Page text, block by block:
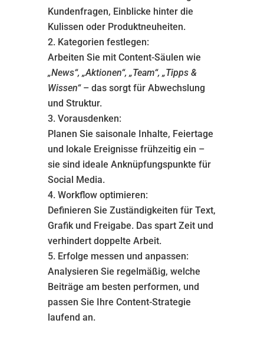
Kundenfragen, Einblicke hinter die
Kulissen oder Produktneuheiten.
Kategorien festlegen:
Arbeiten Sie mit Content-Säulen wie
„News“, „Aktionen“, „Team“, „Tipps &
Wissen“– das sorgt für Abwechslung
und Struktur.
Vorausdenken:
Planen Sie saisonale Inhalte, Feiertage
und lokale Ereignisse frühzeitig ein –
sie sind ideale Anknüpfungspunkte für
Social Media.
Workflow optimieren:
Definieren Sie Zuständigkeiten für Text,
Grafik und Freigabe. Das spart Zeit und
verhindert doppelte Arbeit.
Erfolge messen und anpassen:
Analysieren Sie regelmäßig, welche
Beiträge am besten performen, und
passen Sie Ihre Content-Strategie
laufend an.